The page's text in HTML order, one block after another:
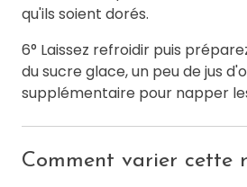
qu'ils soient dorés.
6° Laissez refroidir puis
du sucre glace, un peu de jus
supplémentaire pour napper
Comment varier cette